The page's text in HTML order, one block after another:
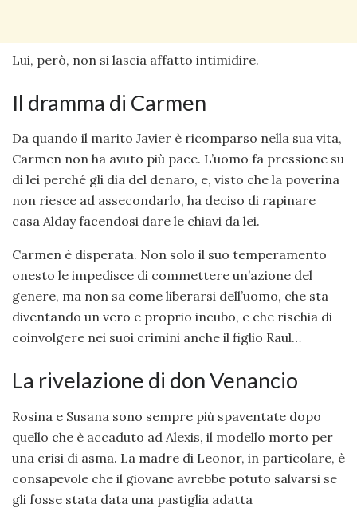
Lui, però, non si lascia affatto intimidire.
Il dramma di Carmen
Da quando il marito Javier è ricomparso nella sua vita,
Carmen non ha avuto più pace. L’uomo fa pressione su
di lei perché gli dia del denaro, e, visto che la poverina
non riesce ad assecondarlo, ha deciso di rapinare
casa Alday facendosi dare le chiavi da lei.
Carmen è disperata. Non solo il suo temperamento
onesto le impedisce di commettere un’azione del
genere, ma non sa come liberarsi dell’uomo, che sta
diventando un vero e proprio incubo, e che rischia di
coinvolgere nei suoi crimini anche il figlio Raul…
La rivelazione di don Venancio
Rosina e Susana sono sempre più spaventate dopo
quello che è accaduto ad Alexis, il modello morto per
una crisi di asma. La madre di Leonor, in particolare, è
consapevole che il giovane avrebbe potuto salvarsi se
gli fosse stata data una pastiglia adatta